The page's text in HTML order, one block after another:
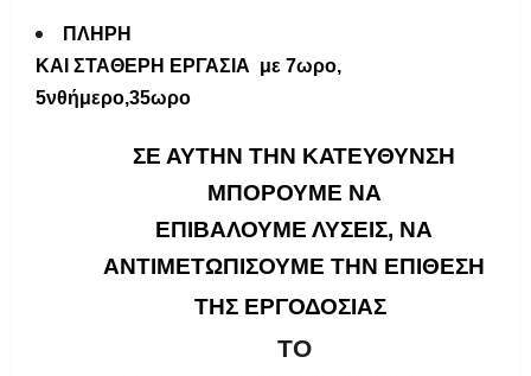
ΠΛΗΡΗ
ΚΑΙ ΣΤΑΘΕΡΗ ΕΡΓΑΣΙΑ με 7ωρο,
5νθήμερο,35ωρο
ΣΕ ΑΥΤΗΝ ΤΗΝ ΚΑΤΕΥΘΥΝΣΗ
ΜΠΟΡΟΥΜΕ ΝΑ
ΕΠΙΒΑΛΟΥΜΕ ΛΥΣΕΙΣ, ΝΑ
ΑΝΤΙΜΕΤΩΠΙΣΟΥΜΕ ΤΗΝ ΕΠΙΘΕΣΗ
ΤΗΣ ΕΡΓΟΔΟΣΙΑΣ
ΤΟ